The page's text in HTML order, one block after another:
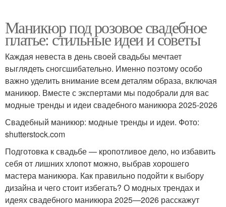
Маникюр под розовое свадебное
платье: стильные идеи и советы
Каждая невеста в день своей свадьбы мечтает
выглядеть сногсшибательно. Именно поэтому особо
важно уделить внимание всем деталям образа, включая
маникюр. Вместе с экспертами мы подобрали для вас
модные тренды и идеи свадебного маникюра 2025-2026
Свадебный маникюр: модные тренды и идеи. Фото:
shutterstock.com
Подготовка к свадьбе — кропотливое дело, но избавить
себя от лишних хлопот можно, выбрав хорошего
мастера маникюра. Как правильно подойти к выбору
дизайна и чего стоит избегать? О модных трендах и
идеях свадебного маникюра 2025—2026 расскажут